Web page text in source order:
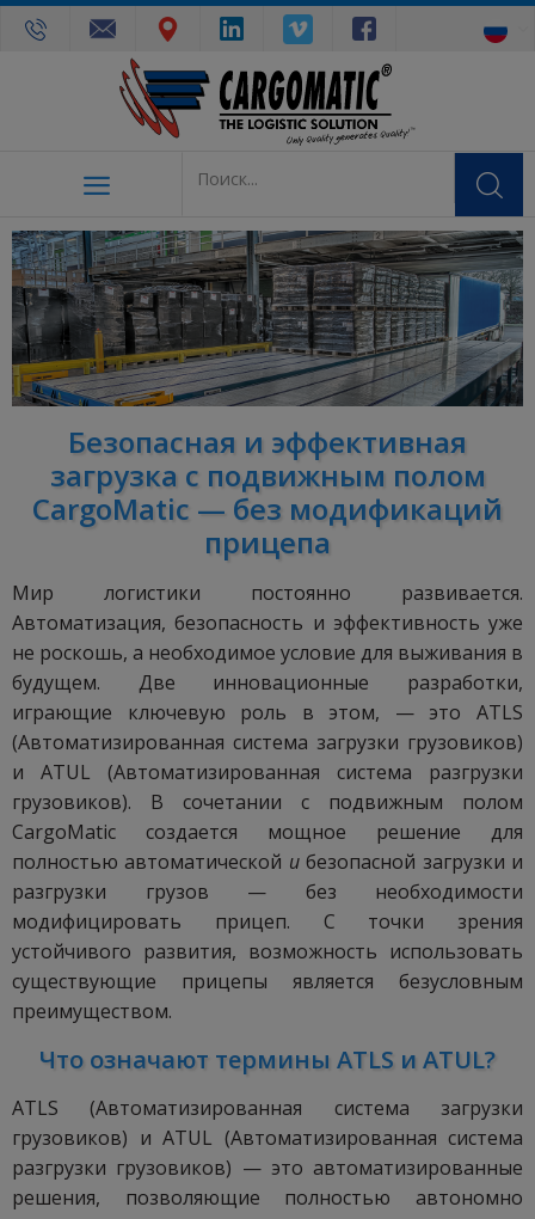
Безопасная и эффективная
загрузка с подвижным полом
CargoMatic — без модификаций
прицепа
Мир логистики постоянно развивается.
Автоматизация, безопасность и эффективность уже
не роскошь, а необходимое условие для выживания в
будущем. Две инновационные разработки,
играющие ключевую роль в этом, — это ATLS
(Автоматизированная система загрузки грузовиков)
и ATUL (Автоматизированная система разгрузки
грузовиков). В сочетании с подвижным полом
CargoMatic создается мощное решение для
полностью автоматической ибезопасной загрузки и
разгрузки грузов — без необходимости
модифицировать прицеп. С точки зрения
устойчивого развития, возможность использовать
существующие прицепы является безусловным
преимуществом.
Что означают термины ATLS и ATUL?
ATLS (Автоматизированная система загрузки
грузовиков) и ATUL (Автоматизированная система
разгрузки грузовиков) — это автоматизированные
решения, позволяющие полностью автономно